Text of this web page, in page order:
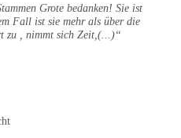
Grote bedanken! Sie ist
Fall ist sie mehr als über die
zu , nimmt sich Zeit, (...)